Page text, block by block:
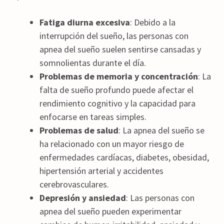
Fatiga diurna excesiva: Debido a la
interrupción del sueño, las personas con
apnea del sueño suelen sentirse cansadas y
somnolientas durante el día.
Problemas de memoria y concentración: La
falta de sueño profundo puede afectar el
rendimiento cognitivo y la capacidad para
enfocarse en tareas simples.
Problemas de salud: La apnea del sueño se
ha relacionado con un mayor riesgo de
enfermedades cardíacas, diabetes, obesidad,
hipertensión arterial y accidentes
cerebrovasculares.
Depresión y ansiedad: Las personas con
apnea del sueño pueden experimentar